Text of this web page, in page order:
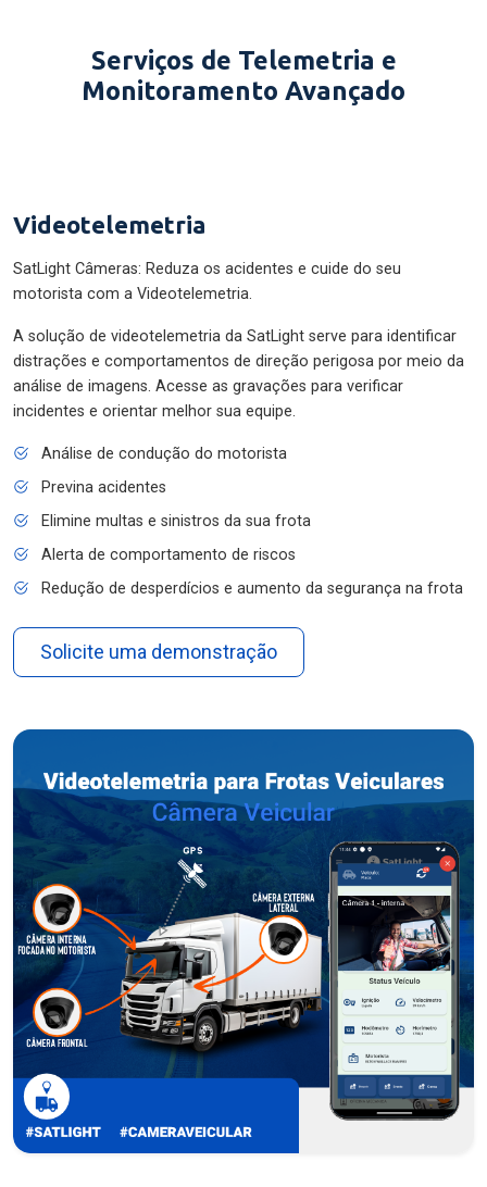
Serviços de Telemetria e
Monitoramento Avançado
Videotelemetria
SatLight Câmeras: Reduza os acidentes e cuide do seu
motorista com a Videotelemetria.
A solução de videotelemetria da SatLight serve para identificar
distrações e comportamentos de direção perigosa por meio da
análise de imagens. Acesse as gravações para verificar
incidentes e orientar melhor sua equipe.
Análise de condução do motorista
Previna acidentes
Elimine multas e sinistros da sua frota
Alerta de comportamento de riscos
Redução de desperdícios e aumento da segurança na frota
Solicite uma demonstração